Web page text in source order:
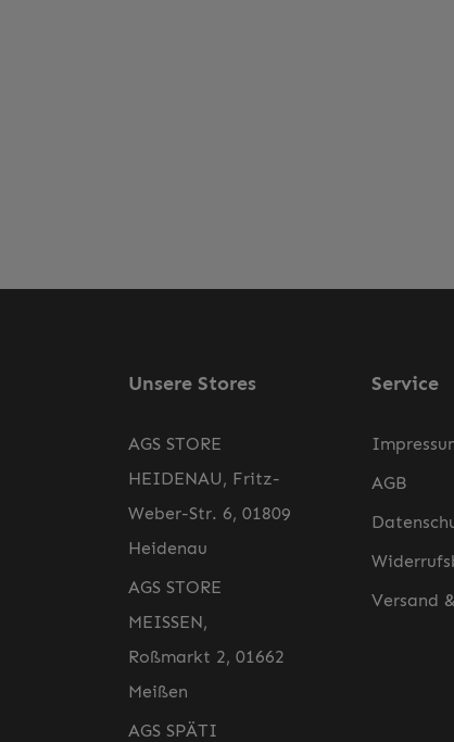
Unsere Stores
AGS STORE
HEIDENAU, Fritz-
Weber-Str. 6, 01809
Heidenau
AGS STORE
MEISSEN,
Roßmarkt 2, 01662
Meißen
AGS SPÄTI
Service
AGB
Versand